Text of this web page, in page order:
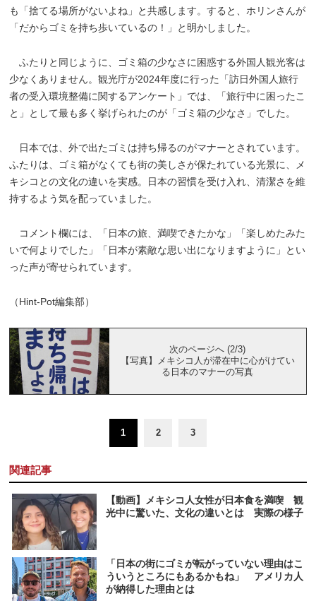
も「捨てる場所がないよね」と共感します。すると、ホリンさんが
「だからゴミを持ち歩いているの！」と明かしました。
ふたりと同じように、ゴミ箱の少なさに困惑する外国人観光客は
少なくありません。観光庁が2024年度に行った「訪日外国人旅行
者の受入環境整備に関するアンケート」では、「旅行中に困ったこ
と」として最も多く挙げられたのが「ゴミ箱の少なさ」でした。
日本では、外で出たゴミは持ち帰るのがマナーとされています。
ふたりは、ゴミ箱がなくても街の美しさが保たれている光景に、メ
キシコとの文化の違いを実感。日本の習慣を受け入れ、清潔さを維
持するよう気を配っていました。
コメント欄には、「日本の旅、満喫できたかな」「楽しめたみた
いで何よりでした」「日本が素敵な思い出になりますように」とい
った声が寄せられています。
（Hint-Pot編集部）
次のページへ (2/3)
【写真】メキシコ人が滞在中に心がけてい
る日本のマナーの写真
1 2 3
関連記事
【動画】メキシコ人女性が日本食を満喫 観
光中に驚いた、文化の違いとは 実際の様子
「日本の街にゴミが転がっていない理由はこ
ういうところにもあるかもね」 アメリカ人
が納得した理由とは